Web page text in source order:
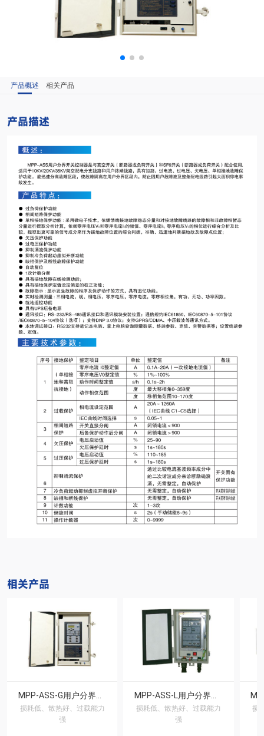
产品概述 相关产品
产品描述
相关产品
损耗低、散热好、过载能力
强
损耗低、散热好、过载能力
强
损